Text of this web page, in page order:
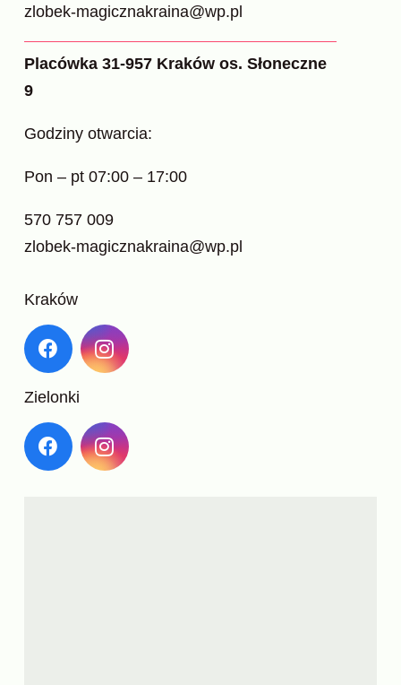
zlobek-magicznakraina@wp.pl
Placówka 31-957 Kraków os. Słoneczne
9
Godziny otwarcia:
Pon – pt 07:00 – 17:00
570 757 009
zlobek-magicznakraina@wp.pl
Kraków
Zielonki